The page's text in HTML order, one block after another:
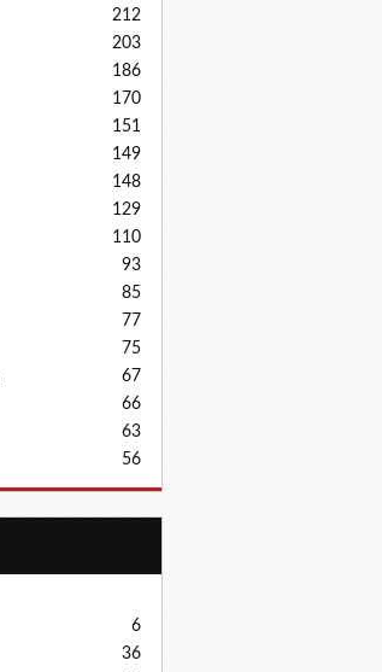
212
203
186
170
151
149
148
129
110
93
85
77
75
67
66
63
56
6
36